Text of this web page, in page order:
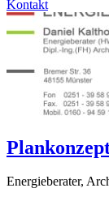
Kontakt
Energieberater,